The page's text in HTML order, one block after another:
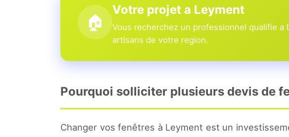
🏠
Votre projet a Leyment
Vous recherchez un professionnel qualifie
artisans de votre region.
Pourquoi solliciter plusieurs devis de
Changer vos fenêtres à Leyment est un